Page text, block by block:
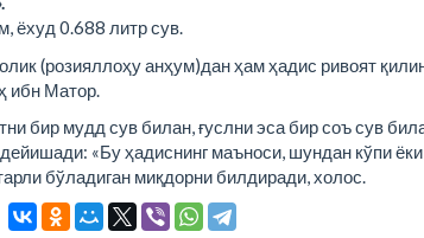
ёхуд 0.688 литр сув.
(розияллоҳу анҳум)дан ҳам ҳадис ривоят
ибн Матор.
бир мудд сув билан, ғуслни эса бир соъ сув
«Бу ҳадиснинг маъноси, шундан кўпи ёки
бўладиган миқдорни билдиради, холос.